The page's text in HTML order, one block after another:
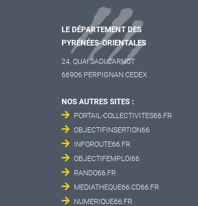
LE DÉPARTEMENT DES
PYRÉNÉES-ORIENTALES
24, QUAI SADI CARNOT
66906 PERPIGNAN CEDEX
NOS AUTRES SITES :
PORTAIL-COLLECTIVITES66.FR
OBJECTIFINSERTION66
INFOROUTE66.FR
OBJECTIFEMPLOI66
RANDO66.FR
MEDIATHEQUE66.CD66.FR
NUMERIQUE66.FR